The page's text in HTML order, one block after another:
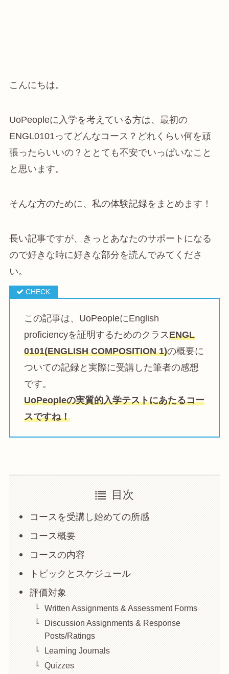
こんにちは。
UoPeopleに入学を考えている方は、最初の
ENGL0101ってどんなコース？どれくらい何を頑
張ったらいいの？ととても不安でいっぱいなこと
と思います。
そんな方のために、私の体験記録をまとめます！
長い記事ですが、きっとあなたのサポートになる
ので好きな時に好きな部分を読んでみてくださ
い。
この記事は、UoPeopleにEnglish
proficiencyを証明するためのクラスENGL
0101(ENGLISH COMPOSITION 1)の概要に
ついての記録と実際に受講した筆者の感想
です。
UoPeopleの実質的入学テストにあたるコー
スですね！
目次
コースを受講し始めての所感
コース概要
コースの内容
トピックとスケジュール
評価対象
Written Assignments & Assessment Forms
Discussion Assignments & Response
Posts/Ratings
Learning Journals
Quizzes